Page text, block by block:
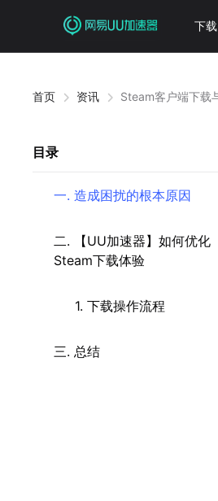
下载
首页 资讯 Steam客户端下载
目录
一. 造成困扰的根本原因
二. 【UU加速器】如何优化
Steam下载体验
1. 下载操作流程
三. 总结